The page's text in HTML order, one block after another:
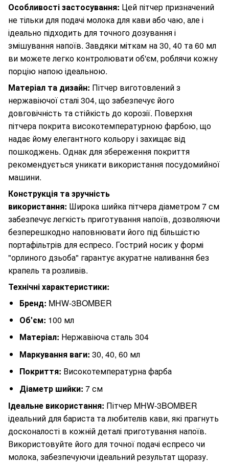
Особливості застосування: Цей пітчер призначений
не тільки для подачі молока для кави або чаю, але і
ідеально підходить для точного дозування і
змішування напоїв. Завдяки міткам на 30, 40 та 60 мл
ви можете легко контролювати об'єм, роблячи кожну
порцію напою ідеальною.
Матеріал та дизайн: Пітчер виготовлений з
нержавіючої сталі 304, що забезпечує його
довговічність та стійкість до корозії. Поверхня
пітчера покрита високотемпературною фарбою, що
надає йому елегантного кольору і захищає від
пошкоджень. Однак для збереження покриття
рекомендується уникати використання посудомийної
машини.
Конструкція та зручність
використання: Широка шийка пітчера діаметром 7 см
забезпечує легкість приготування напоїв, дозволяючи
безперешкодно наповнювати його під більшістю
портафільтрів для еспресо. Гострий носик у формі
"орлиного дзьоба" гарантує акуратне наливання без
крапель та розливів.
Технічні характеристики:
Бренд: MHW-3BOMBER
Об'єм: 100 мл
Матеріал: Нержавіюча сталь 304
Маркування ваги: 30, 40, 60 мл
Покриття: Високотемпературна фарба
Діаметр шийки: 7 см
Ідеальне використання: Пітчер MHW-3BOMBER
ідеальний для бариста та любителів кави, які прагнуть
досконалості в кожній деталі приготування напоїв.
Використовуйте його для точної подачі еспресо чи
молока, забезпечуючи ідеальний результат щоразу.